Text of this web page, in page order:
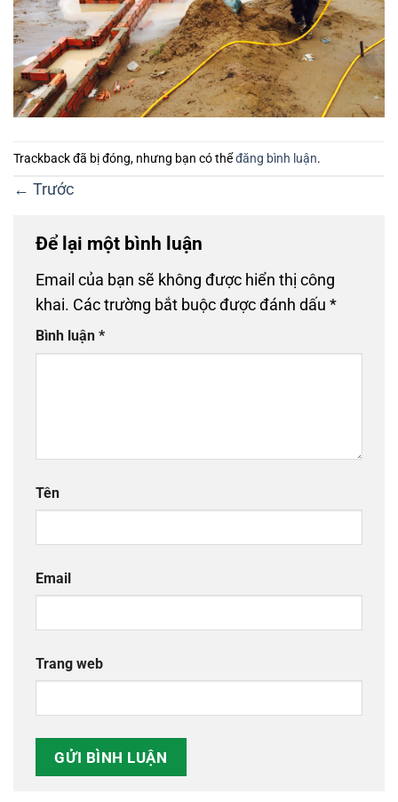
Trackback đã bị đóng, nhưng bạn có thểđăng bình luận.
← Trước
Để lại một bình luận
Email của bạn sẽ không được hiển thị công
khai. Các trường bắt buộc được đánh dấu *
Bình luận *
Tên
Email
Trang web